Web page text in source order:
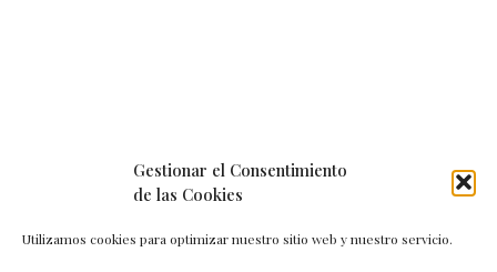
Gestionar el Consentimiento
de las Cookies
Utilizamos cookies para optimizar nuestro sitio web y nuestro servicio.